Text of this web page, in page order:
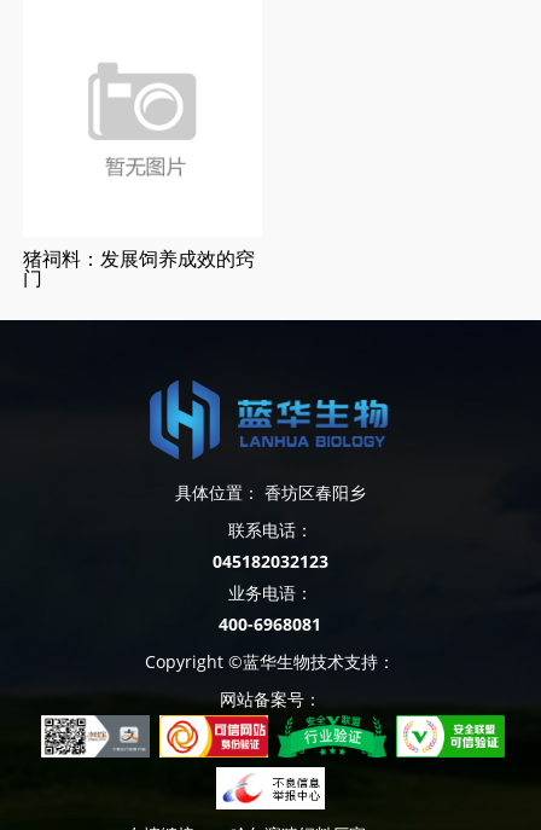
猪祠料：发展饲养成效的窍
门
具体位置： 香坊区春阳乡
联系电话：
045182032123
业务电语：
400-6968081
Copyright ©蓝华生物技术支持：
网站备案号：